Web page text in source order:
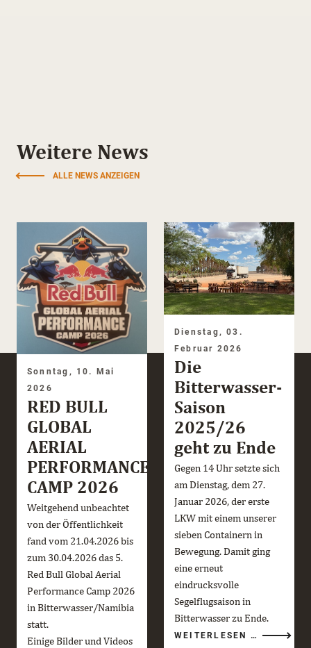
Weitere News
ALLE NEWS ANZEIGEN
Sonntag, 10. Mai
2026
RED BULL
GLOBAL
AERIAL
PERFORMANCE
CAMP 2026
Weitgehend unbeachtet
von der Öffentlichkeit
fand vom 21.04.2026 bis
zum 30.04.2026 das 5.
Red Bull Global Aerial
Performance Camp 2026
in Bitterwasser/Namibia
statt.
Einige Bilder und Videos
Dienstag, 03.
Februar 2026
Die
Bitterwasser-
Saison
2025/26
geht zu Ende
Gegen 14 Uhr setzte sich
am Dienstag, dem 27.
Januar 2026, der erste
LKW mit einem unserer
sieben Containern in
Bewegung. Damit ging
eine erneut
eindrucksvolle
Segelflugsaison in
Bitterwasser zu Ende.
WEITERLESEN …